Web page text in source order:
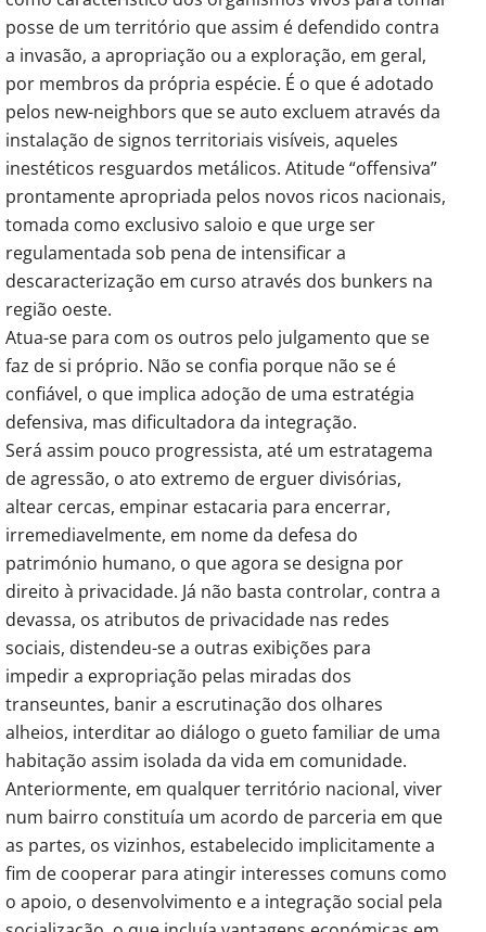
posse de um território que assim é defendido contra
a invasão, a apropriação ou a exploração, em geral,
por membros da própria espécie. É o que é adotado
pelos new-neighbors que se auto excluem através da
instalação de signos territoriais visíveis, aqueles
inestéticos resguardos metálicos. Atitude “offensiva”
prontamente apropriada pelos novos ricos nacionais,
tomada como exclusivo saloio e que urge ser
regulamentada sob pena de intensificar a
descaracterização em curso através dos bunkers na
região oeste.
Atua-se para com os outros pelo julgamento que se
faz de si próprio. Não se confia porque não se é
confiável, o que implica adoção de uma estratégia
defensiva, mas dificultadora da integração.
Será assim pouco progressista, até um estratagema
de agressão, o ato extremo de erguer divisórias,
altear cercas, empinar estacaria para encerrar,
irremediavelmente, em nome da defesa do
património humano, o que agora se designa por
direito à privacidade. Já não basta controlar, contra a
devassa, os atributos de privacidade nas redes
sociais, distendeu-se a outras exibições para
impedir a expropriação pelas miradas dos
transeuntes, banir a escrutinação dos olhares
alheios, interditar ao diálogo o gueto familiar de uma
habitação assim isolada da vida em comunidade.
Anteriormente, em qualquer território nacional, viver
num bairro constituía um acordo de parceria em que
as partes, os vizinhos, estabelecido implicitamente a
fim de cooperar para atingir interesses comuns como
o apoio, o desenvolvimento e a integração social pela